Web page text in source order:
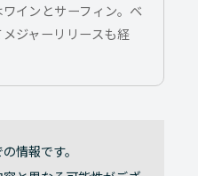
インとサーフィン。ベ
ジャーリリースも経
情報です。